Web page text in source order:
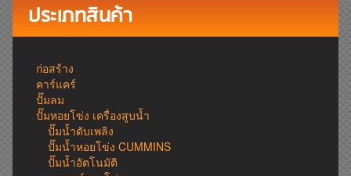
ประเภทสินค้า
ก่อสร้าง
คาร์แคร์
ปั๊มลม
ปั๊มหอยโข่ง เครื่องสูบน้ำ
ปั๊มน้ำดับเพลิง
ปั๊มน้ำหอยโข่ง CUMMINS
ปั๊มน้ำอัตโนมัติ